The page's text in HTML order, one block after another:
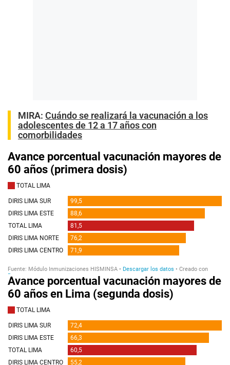
MIRA: Cuándo se realizará la vacunación a los
adolescentes de 12 a 17 años con
comorbilidades